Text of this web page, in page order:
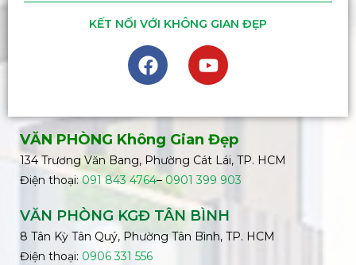
KẾT NỐI VỚI KHÔNG GIAN ĐẸP
VĂN PHÒNG Không Gian Đẹp
134 Trương Văn Bang, Phường Cát Lái, TP. HCM
Điện thoại: 091 843 4764– 0901 399 903
VĂN PHÒNG KGĐ TÂN BÌNH
8 Tân Kỳ Tân Quý, Phường Tân Bình, TP. HCM
Điện thoại: 0906 331 556